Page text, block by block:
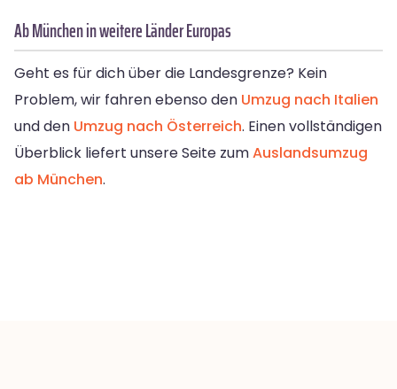
Ab München in weitere Länder Europas
Geht es für dich über die Landesgrenze? Kein
Problem, wir fahren ebenso den Umzug nach Italien
und den Umzug nach Österreich. Einen vollständigen
Überblick liefert unsere Seite zumAuslandsumzug
ab München.